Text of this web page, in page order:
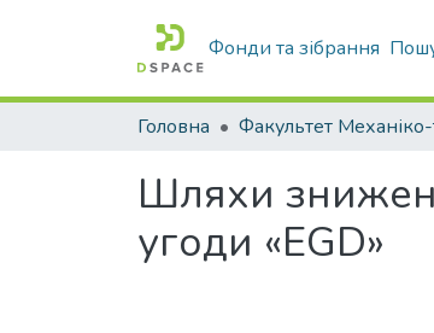
Фонди та зібрання
Головна
Шляхи
угоди «EGD»